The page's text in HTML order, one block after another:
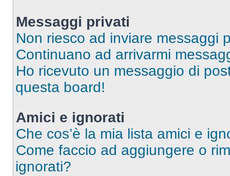
Messaggi privati
Non riesco ad inviare messaggi
Continuano ad arrivarmi
Ho ricevuto un messaggio di
questa board!
Amici e ignorati
Che cos’è la mia lista amici e
Come faccio ad aggiungere o
ignorati?